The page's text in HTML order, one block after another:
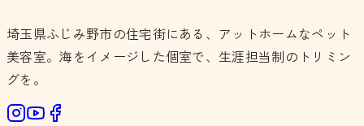
埼玉県ふじみ野市の住宅街にある、アットホームなペット
美容室。海をイメージした個室で、生涯担当制のトリミン
グを。